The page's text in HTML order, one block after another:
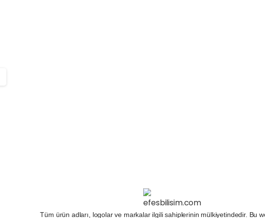
Tüm ürün adları, logolar ve markalar ilgili sahiplerinin mülkiyetindedir. Bu